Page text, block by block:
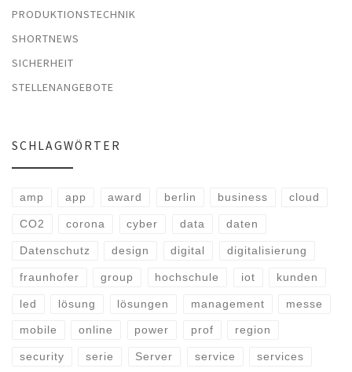
PRODUKTIONSTECHNIK
SHORTNEWS
SICHERHEIT
STELLENANGEBOTE
SCHLAGWÖRTER
amp app award berlin business cloud
CO2 corona cyber data daten
Datenschutz design digital digitalisierung
fraunhofer group hochschule iot kunden
led lösung lösungen management messe
mobile online power prof region
security serie Server service services